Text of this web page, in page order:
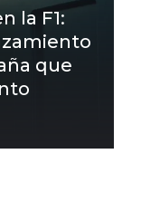
la F1:
que